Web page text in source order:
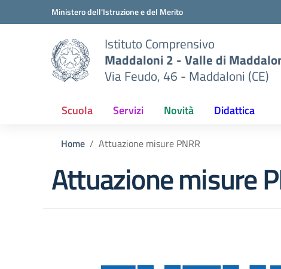
Vai ai contenuti
Vai al menu di navigazioneMinistero dell'Istruzione e del Merito
Istituto Comprensivo
Maddaloni 2 - Valle di
Via Feudo, 46 - Maddaloni (CE)
Scuola Servizi Novità Didattica
Home Attuazione misure PNRR
Attuazione misure